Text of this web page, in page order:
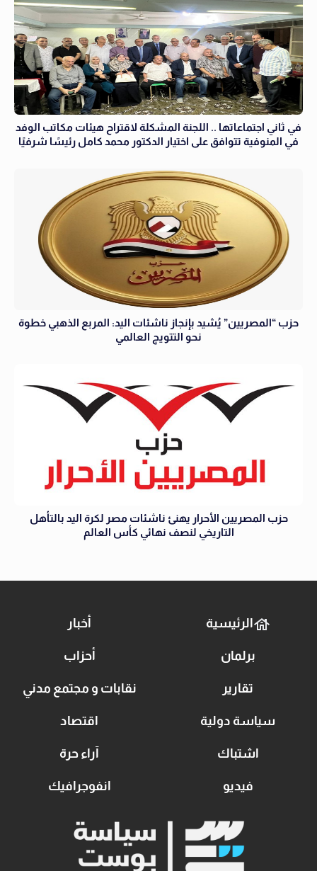
في ثاني اجتماعاتها .. اللجنة المشكلة لاقتراح هيئات مكاتب الوفد
في المنوفية تتوافق على اختيار الدكتور محمد كامل رئيسًا شرفيًا
حزب “المصريين” يُشيد بإنجاز ناشئات اليد: المربع الذهبي خطوة
نحو التتويج العالمي
حزب المصريين الأحرار يهنئ ناشئات مصر لكرة اليد بالتأهل
التاريخي لنصف نهائي كأس العالم
الرئيسية أخبار
برلمان أحزاب
تقارير نقابات و مجتمع مدني
سياسة دولية اقتصاد
اشتباك آراء حرة
فيديو انفوجرافيك